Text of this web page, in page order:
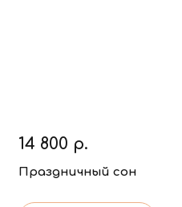
14 800 р.
Праздничный сон